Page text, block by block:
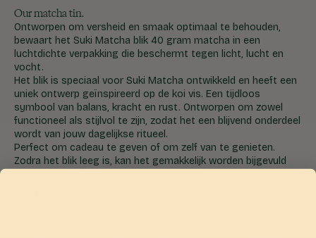
Our matcha tin.
Ontworpen om versheid en smaak optimaal te behouden,
bewaart het Suki Matcha blik 40 gram matcha in een
luchtdichte verpakking die beschermt tegen licht, lucht en
vocht.
Het blik is speciaal voor Suki Matcha ontwikkeld en heeft een
uniek ontwerp geïnspireerd op de koi vis. Een tijdloos
symbool van balans, kracht en rust. Ontworpen om zowel
functioneel als stijlvol te zijn, zodat het een blijvend onderdeel
wordt van jouw dagelijkse ritueel.
Perfect om cadeau te geven of om zelf van te genieten.
Zodra het blik leeg is, kan het gemakkelijk worden bijgevuld